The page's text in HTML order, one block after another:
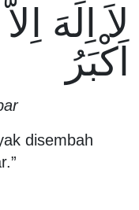
لاَ اِلَهَ
اَكْبَرُ
disembah